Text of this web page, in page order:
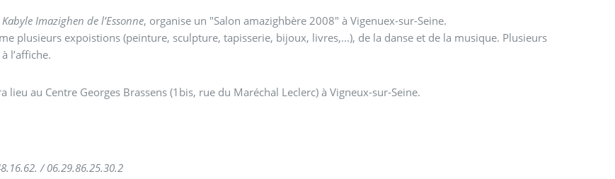
Imazighen de l’Essonne, organise un "Salon amazighbère 2008" à Vigenuex-sur-Seine.
plusieurs expoistions (peinture, sculpture, tapisserie, bijoux, livres,...), de la danse et de la musique. Plusieurs
l’affiche.
lieu au Centre Georges Brassens (1bis, rue du Maréchal Leclerc) à Vigneux-sur-Seine.
/ 06.29.86.25.30.2